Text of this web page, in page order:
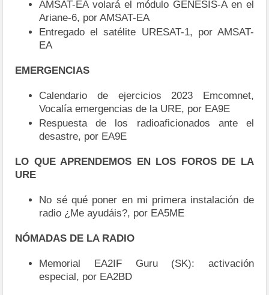
AMSAT-EA volará el módulo GENESIS-A en el
Ariane-6, por AMSAT-EA
Entregado el satélite URESAT-1, por AMSAT-
EA
EMERGENCIAS
Calendario de ejercicios 2023 Emcomnet,
Vocalía emergencias de la URE, por EA9E
Respuesta de los radioaficionados ante el
desastre, por EA9E
LO QUE APRENDEMOS EN LOS FOROS DE LA
URE
No sé qué poner en mi primera instalación de
radio ¿Me ayudáis?, por EA5ME
NÓMADAS DE LA RADIO
Memorial EA2IF Guru (SK): activación
especial, por EA2BD